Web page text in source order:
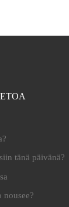
tänä päivänä?